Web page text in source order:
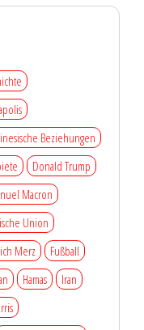
Beziehungen
Donald Trump
Macron
Union
Merz
Fußball
Hamas
Iran